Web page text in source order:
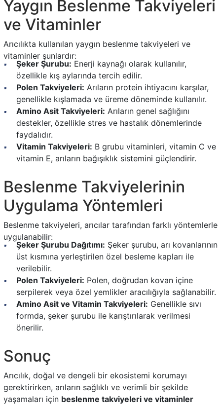
Yaygın Beslenme Takviyeleri
ve Vitaminler
Arıcılıkta kullanılan yaygın beslenme takviyeleri ve
vitaminler şunlardır:
Şeker Şurubu: Enerji kaynağı olarak kullanılır,
özellikle kış aylarında tercih edilir.
Polen Takviyeleri: Arıların protein ihtiyacını karşılar,
genellikle kışlamada ve üreme döneminde kullanılır.
Amino Asit Takviyeleri: Arıların genel sağlığını
destekler, özellikle stres ve hastalık dönemlerinde
faydalıdır.
Vitamin Takviyeleri: B grubu vitaminleri, vitamin C ve
vitamin E, arıların bağışıklık sistemini güçlendirir.
Beslenme Takviyelerinin
Uygulama Yöntemleri
Beslenme takviyeleri, arıcılar tarafından farklı yöntemlerle
uygulanabilir:
Şeker Şurubu Dağıtımı: Şeker şurubu, arı kovanlarının
üst kısmına yerleştirilen özel besleme kapları ile
verilebilir.
Polen Takviyeleri: Polen, doğrudan kovan içine
serpilerek veya özel yemlikler aracılığıyla sağlanabilir.
Amino Asit ve Vitamin Takviyeleri: Genellikle sıvı
formda, şeker şurubu ile karıştırılarak verilmesi
önerilir.
Sonuç
Arıcılık, doğal ve dengeli bir ekosistemi korumayı
gerektirirken, arıların sağlıklı ve verimli bir şekilde
yaşamaları için beslenme takviyeleri ve vitaminler